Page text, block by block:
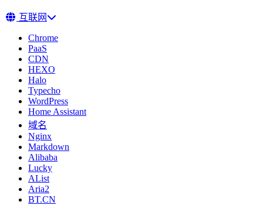
互联网
Chrome
PaaS
CDN
HEXO
Halo
Typecho
WordPress
Home Assistant
域名
Nginx
Markdown
Alibaba
Lucky
AList
Aria2
BT.CN